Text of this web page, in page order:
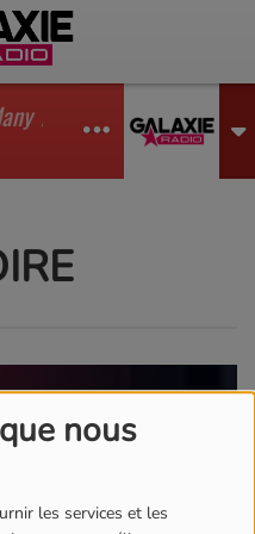
nous
les services et les
Times) (Sean Finn Remix)